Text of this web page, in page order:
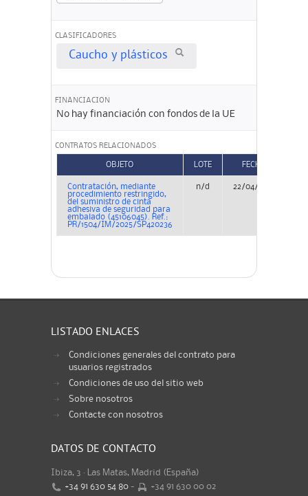
CLASIFICADORES
Caucho y plásticos
FINANCIACION
No hay financiación con fondos de la UE
CONTRATOS RELACIONADOS
OBJETO LOTE FECHA
Contratación, mediante
procedimiento restringido,
del suministro de cinta
adhesiva de seguridad para
embalado (45106045). Ref.:
PR/1504/IM/2025/SP420236
n/d 22/04/2025
LISTADO ENLACES
Condiciones generales del contrato para
usuarios registrados
Condiciones de uso del sitio web
Sobre nosotros
Contacte con nosotros
DATOS DE CONTACTO
Ibiza, 3 · Las Matas, Madrid (España)
+34 91 630 54 80 -
+34 91 630 00 02